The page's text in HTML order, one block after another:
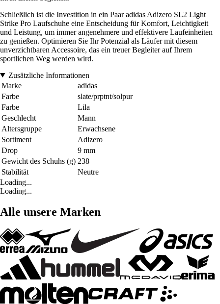
Schließlich ist die Investition in ein Paar adidas Adizero SL2 Light
Strike Pro Laufschuhe eine Entscheidung für Komfort, Leichtigkeit
und Leistung, um immer angenehmere und effektivere Laufeinheiten
zu genießen. Optimieren Sie Ihr Potenzial als Läufer mit diesem
unverzichtbaren Accessoire, das ein treuer Begleiter auf Ihrem
sportlichen Weg werden wird.
Zusätzliche Informationen
Marke
adidas
Farbe
slate/prptnt/solpur
Farbe
Lila
Geschlecht
Mann
Altersgruppe
Erwachsene
Sortiment
Adizero
Drop
9 mm
Gewicht des Schuhs (g) 238
Stabilität
Neutre
Loading...
Loading...
Alle unsere Marken